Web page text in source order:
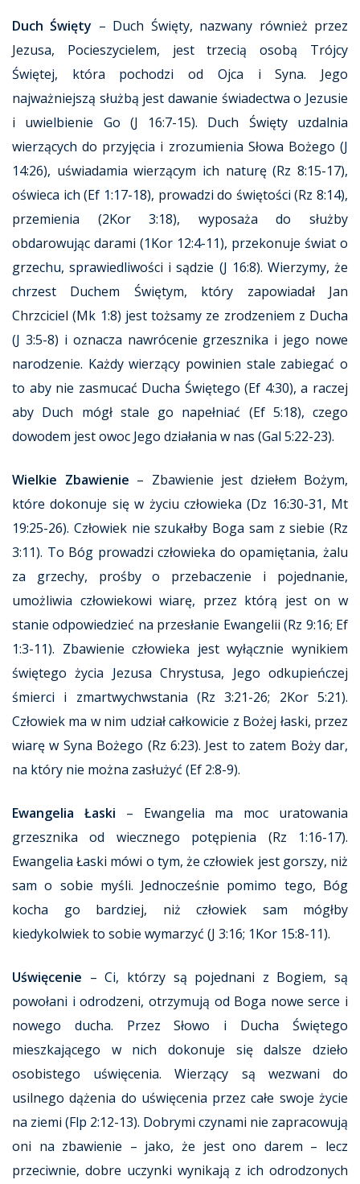
Duch Święty – Duch Święty, nazwany również przez
Jezusa, Pocieszycielem, jest trzecią osobą Trójcy
Świętej, która pochodzi od Ojca i Syna. Jego
najważniejszą służbą jest dawanie świadectwa o Jezusie
i uwielbienie Go (J 16:7-15). Duch Święty uzdalnia
wierzących do przyjęcia i zrozumienia Słowa Bożego (J
14:26), uświadamia wierzącym ich naturę (Rz 8:15-17),
oświeca ich (Ef 1:17-18), prowadzi do świętości (Rz 8:14),
przemienia (2Kor 3:18), wyposaża do służby
obdarowując darami (1Kor 12:4-11), przekonuje świat o
grzechu, sprawiedliwości i sądzie (J 16:8). Wierzymy, że
chrzest Duchem Świętym, który zapowiadał Jan
Chrzciciel (Mk 1:8) jest tożsamy ze zrodzeniem z Ducha
(J 3:5-8) i oznacza nawrócenie grzesznika i jego nowe
narodzenie. Każdy wierzący powinien stale zabiegać o
to aby nie zasmucać Ducha Świętego (Ef 4:30), a raczej
aby Duch mógł stale go napełniać (Ef 5:18), czego
dowodem jest owoc Jego działania w nas (Gal 5:22-23).
Wielkie Zbawienie – Zbawienie jest dziełem Bożym,
które dokonuje się w życiu człowieka (Dz 16:30-31, Mt
19:25-26). Człowiek nie szukałby Boga sam z siebie (Rz
3:11). To Bóg prowadzi człowieka do opamiętania, żalu
za grzechy, prośby o przebaczenie i pojednanie,
umożliwia człowiekowi wiarę, przez którą jest on w
stanie odpowiedzieć na przesłanie Ewangelii (Rz 9:16; Ef
1:3-11). Zbawienie człowieka jest wyłącznie wynikiem
świętego życia Jezusa Chrystusa, Jego odkupieńczej
śmierci i zmartwychwstania (Rz 3:21-26; 2Kor 5:21).
Człowiek ma w nim udział całkowicie z Bożej łaski, przez
wiarę w Syna Bożego (Rz 6:23). Jest to zatem Boży dar,
na który nie można zasłużyć (Ef 2:8-9).
Ewangelia Łaski – Ewangelia ma moc uratowania
grzesznika od wiecznego potępienia (Rz 1:16-17).
Ewangelia Łaski mówi o tym, że człowiek jest gorszy, niż
sam o sobie myśli. Jednocześnie pomimo tego, Bóg
kocha go bardziej, niż człowiek sam mógłby
kiedykolwiek to sobie wymarzyć (J 3:16; 1Kor 15:8-11).
Uświęcenie – Ci, którzy są pojednani z Bogiem, są
powołani i odrodzeni, otrzymują od Boga nowe serce i
nowego ducha. Przez Słowo i Ducha Świętego
mieszkającego w nich dokonuje się dalsze dzieło
osobistego uświęcenia. Wierzący są wezwani do
usilnego dążenia do uświęcenia przez całe swoje życie
na ziemi (Flp 2:12-13). Dobrymi czynami nie zapracowują
oni na zbawienie – jako, że jest ono darem – lecz
przeciwnie, dobre uczynki wynikają z ich odrodzonych